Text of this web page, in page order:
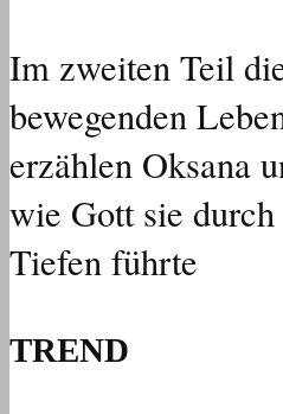
Im zweiten Teil
bewegenden
erzählen Oksana
wie Gott sie
Tiefen führte
TREND